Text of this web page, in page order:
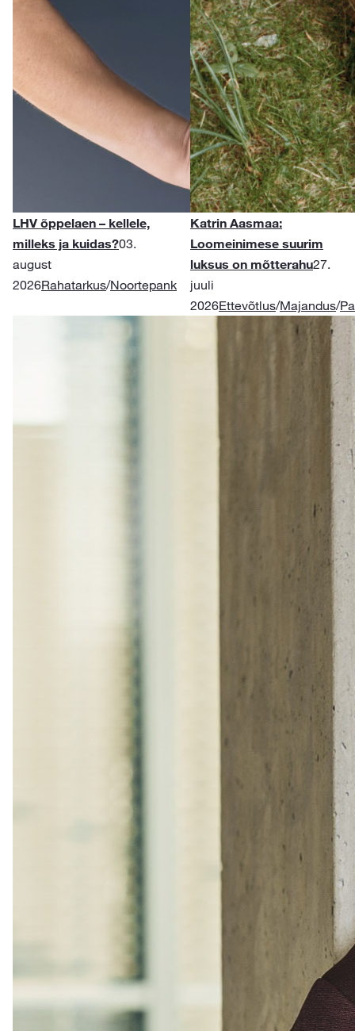
LHV õppelaen – kellele,
milleks ja kuidas?03.
august
2026Rahatarkus/Noortepank
Katrin Aasmaa:
Loomeinimese suurim
luksus on mõtterahu27.
juuli
2026Ettevõtlus/Majandus/